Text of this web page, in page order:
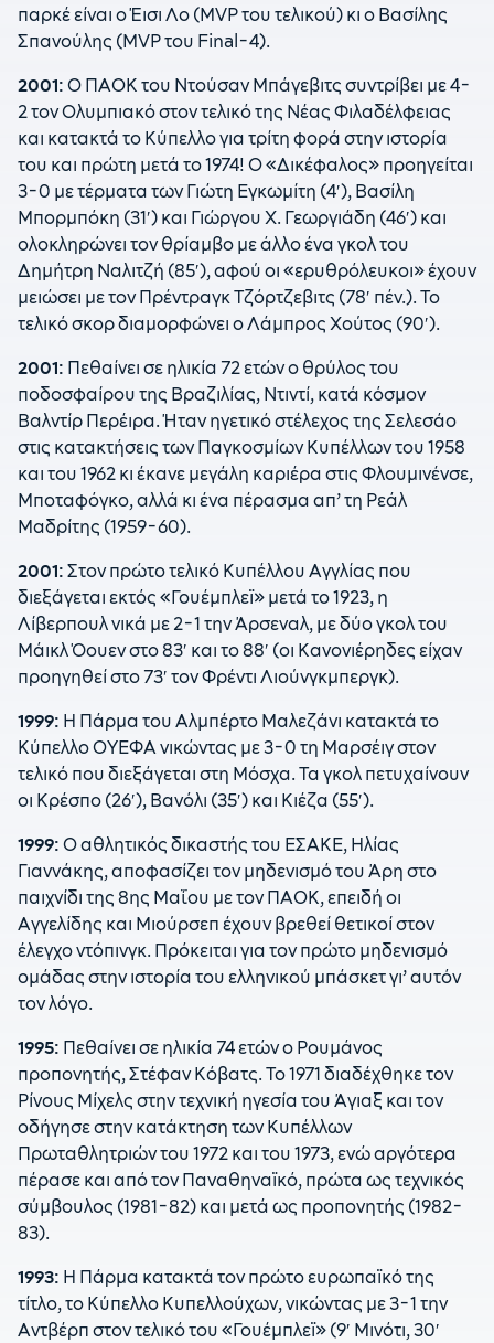
παρκέ είναι ο Έισι Λο (MVP του τελικού) κι ο Βασίλης
Σπανούλης (MVP του Final-4).
2001: Ο ΠΑΟΚ του Ντούσαν Μπάγεβιτς συντρίβει με 4-
2 τον Ολυμπιακό στον τελικό της Νέας Φιλαδέλφειας
και κατακτά το Κύπελλο για τρίτη φορά στην ιστορία
του και πρώτη μετά το 1974! Ο «Δικέφαλος» προηγείται
3-0 με τέρματα των Γιώτη Εγκωμίτη (4′), Βασίλη
Μπορμπόκη (31′) και Γιώργου Χ. Γεωργιάδη (46′) και
ολοκληρώνει τον θρίαμβο με άλλο ένα γκολ του
Δημήτρη Ναλιτζή (85′), αφού οι «ερυθρόλευκοι» έχουν
μειώσει με τον Πρέντραγκ Τζόρτζεβιτς (78′ πέν.). Το
τελικό σκορ διαμορφώνει ο Λάμπρος Χούτος (90′).
2001: Πεθαίνει σε ηλικία 72 ετών ο θρύλος του
ποδοσφαίρου της Βραζιλίας, Ντιντί, κατά κόσμον
Βαλντίρ Περέιρα. Ήταν ηγετικό στέλεχος της Σελεσάο
στις κατακτήσεις των Παγκοσμίων Κυπέλλων του 1958
και του 1962 κι έκανε μεγάλη καριέρα στις Φλουμινένσε,
Μποταφόγκο, αλλά κι ένα πέρασμα απ’ τη Ρεάλ
Μαδρίτης (1959-60).
2001: Στον πρώτο τελικό Κυπέλλου Αγγλίας που
διεξάγεται εκτός «Γουέμπλεϊ» μετά το 1923, η
Λίβερπουλ νικά με 2-1 την Άρσεναλ, με δύο γκολ του
Μάικλ Όουεν στο 83′ και το 88′ (οι Κανονιέρηδες είχαν
προηγηθεί στο 73′ τον Φρέντι Λιούνγκμπεργκ).
1999: Η Πάρμα του Αλμπέρτο Μαλεζάνι κατακτά το
Κύπελλο ΟΥΕΦΑ νικώντας με 3-0 τη Μαρσέιγ στον
τελικό που διεξάγεται στη Μόσχα. Τα γκολ πετυχαίνουν
οι Κρέσπο (26′), Βανόλι (35′) και Κιέζα (55′).
1999: Ο αθλητικός δικαστής του ΕΣΑΚΕ, Ηλίας
Γιαννάκης, αποφασίζει τον μηδενισμό του Άρη στο
παιχνίδι της 8ης Μαΐου με τον ΠΑΟΚ, επειδή οι
Αγγελίδης και Μιούρσεπ έχουν βρεθεί θετικοί στον
έλεγχο ντόπινγκ. Πρόκειται για τον πρώτο μηδενισμό
ομάδας στην ιστορία του ελληνικού μπάσκετ γι’ αυτόν
τον λόγο.
1995: Πεθαίνει σε ηλικία 74 ετών ο Ρουμάνος
προπονητής, Στέφαν Κόβατς. Το 1971 διαδέχθηκε τον
Ρίνους Μίχελς στην τεχνική ηγεσία του Άγιαξ και τον
οδήγησε στην κατάκτηση των Κυπέλλων
Πρωταθλητριών του 1972 και του 1973, ενώ αργότερα
πέρασε και από τον Παναθηναϊκό, πρώτα ως τεχνικός
σύμβουλος (1981-82) και μετά ως προπονητής (1982-
83).
1993: Η Πάρμα κατακτά τον πρώτο ευρωπαϊκό της
τίτλο, το Κύπελλο Κυπελλούχων, νικώντας με 3-1 την
Αντβέρπ στον τελικό του «Γουέμπλεϊ» (9′ Μινότι, 30′